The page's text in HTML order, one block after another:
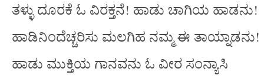
ತಳ್ಳು ದೂರಕೆ ಓ ವಿರಕ್ತನೆ! ಹಾಡು ಚಾಗಿಯ ಹಾಡನು!
ಹಾಡಿನಿಂದೆಚ್ಚರಿಸು ಮಲಗಿಹ ನಮ್ಮ ಈ ತಾಯ್ನಾಡನು!
ಹಾಡು ಮುಕ್ತಿಯ ಗಾನವನು ಓ ವೀರ ಸಂನ್ಯಾಸಿ